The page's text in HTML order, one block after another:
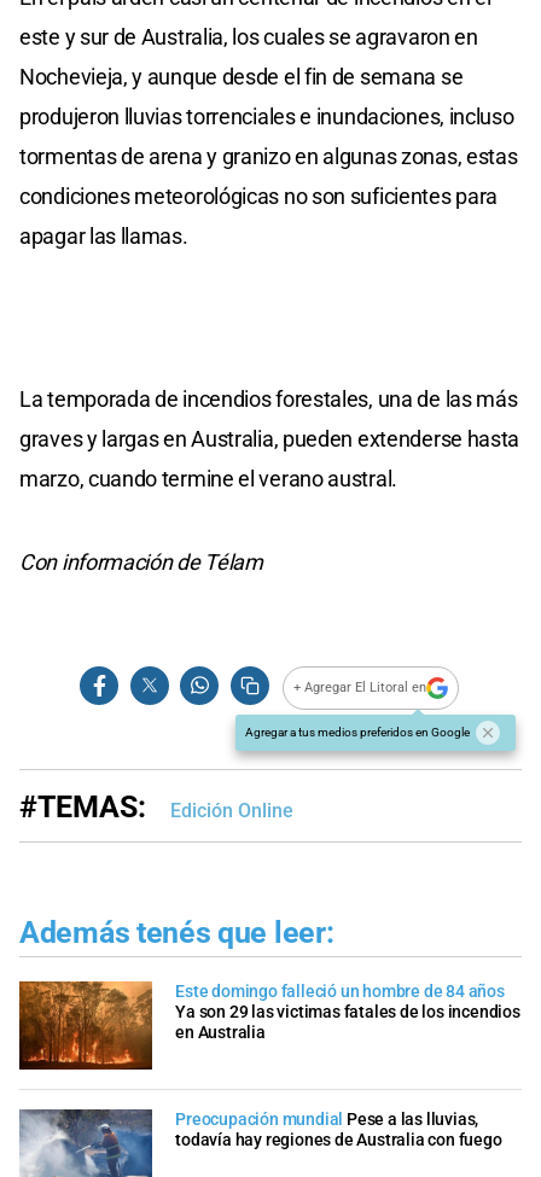
este y sur de Australia, los cuales se agravaron en
Nochevieja, y aunque desde el fin de semana se
produjeron lluvias torrenciales e inundaciones, incluso
tormentas de arena y granizo en algunas zonas, estas
condiciones meteorológicas no son suficientes para
apagar las llamas.
La temporada de incendios forestales, una de las más
graves y largas en Australia, pueden extenderse hasta
marzo, cuando termine el verano austral.
Con información de Télam
+ Agregar El Litoral en
Agregar a tus medios preferidos en Google
#TEMAS: Edición Online
Además tenés que leer:
Este domingo falleció un hombre de 84 años
Ya son 29 las victimas fatales de los incendios
en Australia
Preocupación mundial Pese a las lluvias,
todavía hay regiones de Australia con fuego